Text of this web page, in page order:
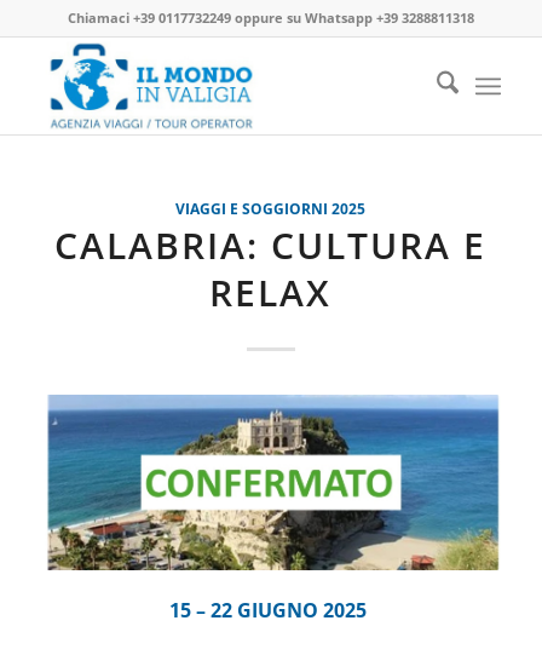
Chiamaci +39 0117732249oppure su Whatsapp +39 3288811318
VIAGGI E SOGGIORNI 2025
CALABRIA: CULTURA E
RELAX
15 – 22 GIUGNO 2025